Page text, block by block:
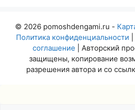
© 2026 pomoshdengami.ru -
Политика конфиденциальности
соглашение | Авторский
защищены, копирование
разрешения автора и со